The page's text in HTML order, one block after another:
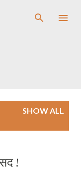
SHOW ALL
!